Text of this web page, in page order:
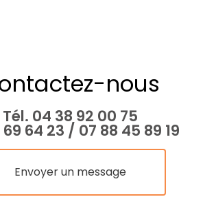
nous
Tél. 04 38 92 00 75
64 23 / 07 88 45 89 19
Envoyer un message